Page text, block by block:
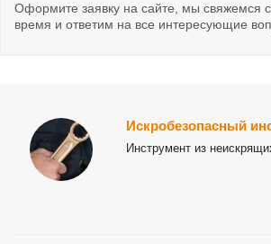
Оформите заявку на сайте, мы свяжемся
время и ответим на все интересующие
Искробезопасный
Инструмент из